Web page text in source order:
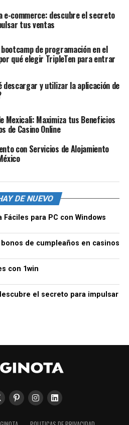
e-commerce: descubre el secreto
tus ventas
de programación en el
qué elegir TripleTen para entrar
descargar y utilizar la aplicación de
Mexicali: Maximiza tus Beneficios
de Casino Online
con Servicios de Alojamiento
DE NUEVO
para PC con Windows
de cumpleaños en casinos
con 1win
el secreto para impulsar